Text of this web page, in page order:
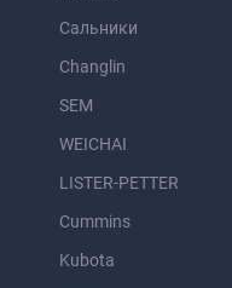
Сальники
Changlin
SEM
WEICHAI
LISTER-PETTER
Cummins
Kubota